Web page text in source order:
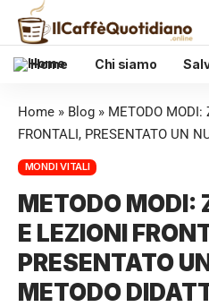
Home Chi siamo
Home » Blog » METODO MODI:
FRONTALI, PRESENTATO UN
MONDI VITALI
METODO MODI:
E LEZIONI
PRESENTATO
METODO